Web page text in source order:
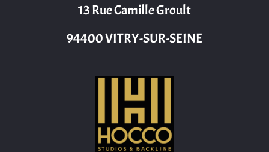
13 Rue Camille Groult
94400 VITRY-SUR-SEINE